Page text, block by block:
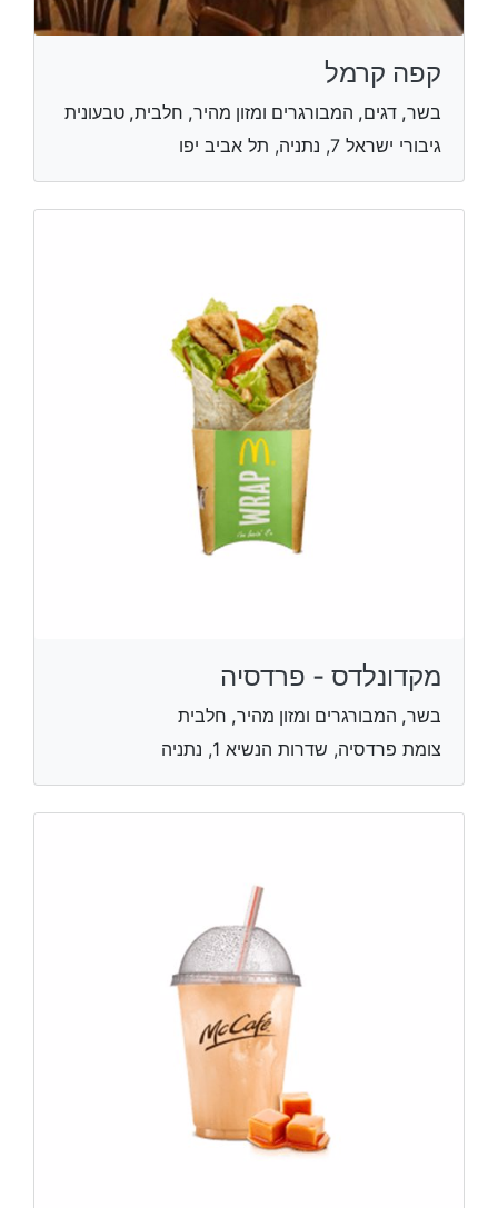
קפה קרמל
בשר, דגים, המבורגרים ומזון מהיר, חלבית, טבעונית
גיבורי ישראל 7, נתניה, תל אביב יפו
מקדונלדס - פרדסיה
בשר, המבורגרים ומזון מהיר, חלבית
צומת פרדסיה, שדרות הנשיא 1, נתניה